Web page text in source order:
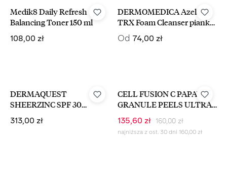
Medik8 Daily Refresh
Balancing Toner 150 ml
Cena regularna:
108,00 zł
DERMOMEDICA Azelaic
TRX Foam Cleanser pianka
do mycia twarzy z kwasem
traneksamowym
Cena regularna:
Od 74,00 zł
DERMAQUEST
SHEERZINC SPF 30
SPECTRUM Ochronny
Cena regularna:
313,00 zł
CELL FUSION C PAPAYA
GRANULE PEELS ULTRA
Cena sprzedaży:
135,60 zł Cena regularna:
160,00 zł
najniższa z ost. 30 dni 160,00 zł